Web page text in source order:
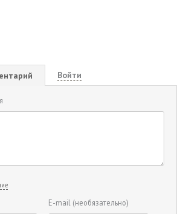
Войти
E-mail (необязательно)